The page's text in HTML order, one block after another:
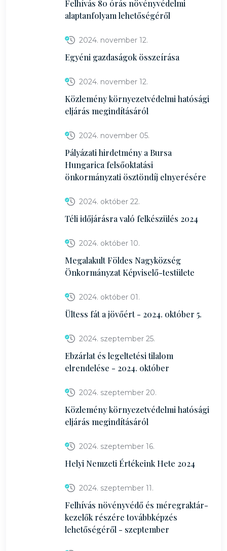
Felhívás 80 órás növényvédelmi
alaptanfolyam lehetőségéről
2024. november 12.
Egyéni gazdaságok összeírása
2024. november 12.
Közlemény környezetvédelmi hatósági
eljárás megindításáról
2024. november 05.
Pályázati hirdetmény a Bursa
Hungarica felsőoktatási
önkormányzati ösztöndíj elnyerésére
2024. október 22.
Téli időjárásra való felkészülés 2024
2024. október 10.
Megalakult Földes Nagyközség
Önkormányzat Képviselő-testülete
2024. október 01.
Ültess fát a jövőért - 2024. október 5.
2024. szeptember 25.
Ebzárlat és legeltetési tilalom
elrendelése - 2024. október
2024. szeptember 20.
Közlemény környezetvédelmi hatósági
eljárás megindításáról
2024. szeptember 16.
Helyi Nemzeti Értékeink Hete 2024
2024. szeptember 11.
Felhívás növényvédő és méregraktár-
kezelők részére továbbképzés
lehetőségéről - szeptember